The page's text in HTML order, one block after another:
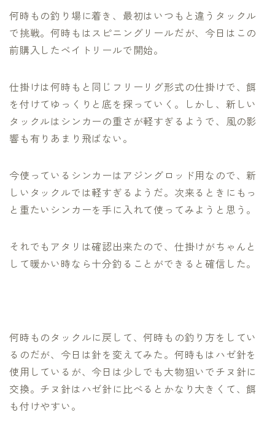
何時もの釣り場に着き、最初はいつもと違うタックル
で挑戦。何時もはスピニングリールだが、今日はこの
前購入したベイトリールで開始。
仕掛けは何時もと同じフリーリグ形式の仕掛けで、餌
を付けてゆっくりと底を探っていく。しかし、新しい
タックルはシンカーの重さが軽すぎるようで、風の影
響も有りあまり飛ばない。
今使っているシンカーはアジングロッド用なので、新
しいタックルでは軽すぎるようだ。次来るときにもっ
と重たいシンカーを手に入れて使ってみようと思う。
それでもアタリは確認出来たので、仕掛けがちゃんと
して暖かい時なら十分釣ることができると確信した。
何時ものタックルに戻して、何時もの釣り方をしてい
るのだが、今日は針を変えてみた。何時もはハゼ針を
使用しているが、今日は少しでも大物狙いでチヌ針に
交換。チヌ針はハゼ針に比べるとかなり大きくて、餌
も付けやすい。